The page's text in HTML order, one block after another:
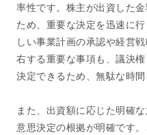
率性です。株主が出資した
ため、重要な決定を迅速に
しい事業計画の承認や経営
右する重要な事項も、議決
決定できるため、無駄な時間
また、出資額に応じた明確
意思決定の根拠が明確です